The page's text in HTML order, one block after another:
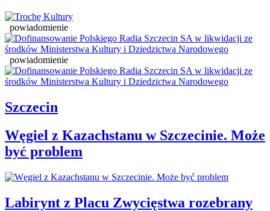
powiadomienie
powiadomienie
Szczecin
Węgiel z Kazachstanu w Szczecinie. Może
być problem
Labirynt z Placu Zwycięstwa rozebrany